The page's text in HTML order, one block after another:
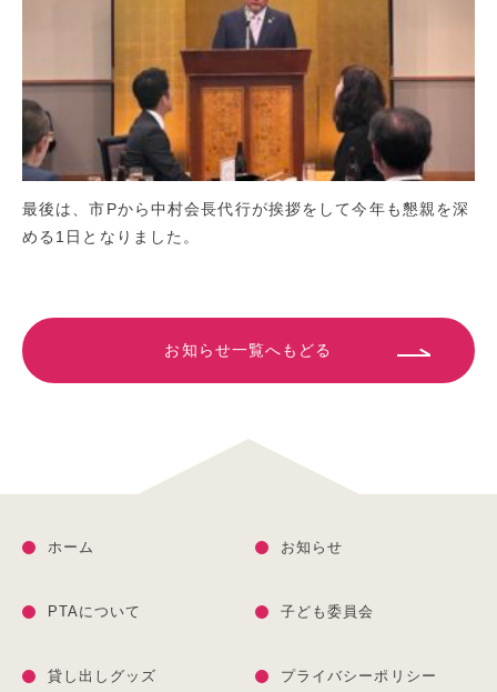
最後は、市Pから中村会長代行が挨拶をして今年も懇親を深
める1日となりました。
お知らせ一覧へもどる
ホーム お知らせ
PTAについて 子ども委員会
貸し出しグッズ プライバシーポリシー